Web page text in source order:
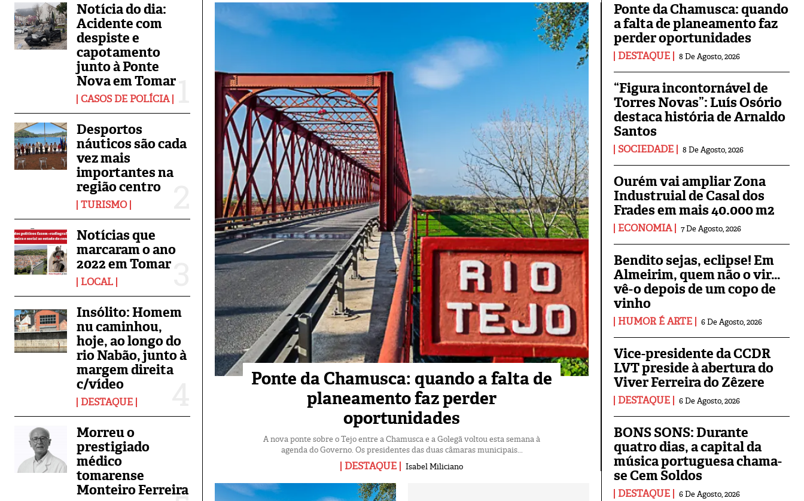
Notícia do dia:
Acidente com
despiste e
capotamento
junto à Ponte
Nova em Tomar
CASOS DE POLÍCIA
Desportos
náuticos são cada
vez mais
importantes na
região centro
TURISMO
Notícias que
marcaram o ano
2022 em Tomar
LOCAL
Insólito: Homem
nu caminhou,
hoje, ao longo do
rio Nabão, junto à
margem direita
c/vídeo
DESTAQUE
Morreu o
prestigiado
médico
tomarense
Monteiro Ferreira
Ponte da Chamusca: quando a falta de
planeamento faz perder
oportunidades
A nova ponte sobre o Tejo entre a Chamusca e a Golegã voltou esta semana à
agenda do Governo. Os presidentes das duas câmaras municipais...
DESTAQUE Isabel Miliciano
Ponte da Chamusca: quando
a falta de planeamento faz
perder oportunidades
DESTAQUE 8 De Agosto, 2026
“Figura incontornável de
Torres Novas”: Luís Osório
destaca história de Arnaldo
Santos
SOCIEDADE 8 De Agosto, 2026
Ourém vai ampliar Zona
Industruial de Casal dos
Frades em mais 40.000 m2
ECONOMIA 7 De Agosto, 2026
Bendito sejas, eclipse! Em
Almeirim, quem não o vir…
vê-o depois de um copo de
vinho
HUMOR É ARTE 6 De Agosto, 2026
Vice-presidente da CCDR
LVT preside à abertura do
Viver Ferreira do Zêzere
DESTAQUE 6 De Agosto, 2026
BONS SONS: Durante
quatro dias, a capital da
música portuguesa chama-
se Cem Soldos
DESTAQUE 6 De Agosto, 2026